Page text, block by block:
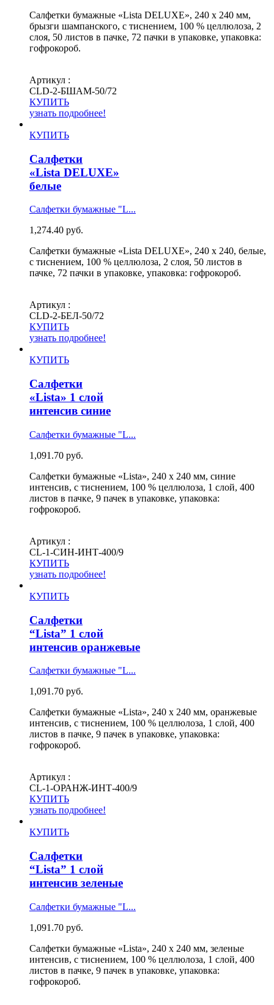
Салфетки бумажные «Lista DELUXE», 240 х 240 мм,
брызги шампанского, с тиснением, 100 % целлюлоза, 2
слоя, 50 листов в пачке, 72 пачки в упаковке, упаковка:
гофрокороб.
Артикул :
СLD-2-БШАМ-50/72
КУПИТЬ
узнать подробнее!
КУПИТЬ
Салфетки
«Lista DELUXE»
белые
Салфетки бумажные "L...
1,274.40 руб.
Салфетки бумажные «Lista DELUXE», 240 х 240, белые,
с тиснением, 100 % целлюлоза, 2 слоя, 50 листов в
пачке, 72 пачки в упаковке, упаковка: гофрокороб.
Артикул :
СLD-2-БЕЛ-50/72
КУПИТЬ
узнать подробнее!
КУПИТЬ
Салфетки
«Lista» 1 слой
интенсив синие
Салфетки бумажные "L...
1,091.70 руб.
Салфетки бумажные «Lista», 240 х 240 мм, синие
интенсив, с тиснением, 100 % целлюлоза, 1 слой, 400
листов в пачке, 9 пачек в упаковке, упаковка:
гофрокороб.
Артикул :
СL-1-СИН-ИНТ-400/9
КУПИТЬ
узнать подробнее!
КУПИТЬ
Салфетки
“Lista” 1 слой
интенсив оранжевые
Салфетки бумажные "L...
1,091.70 руб.
Салфетки бумажные «Lista», 240 х 240 мм, оранжевые
интенсив, с тиснением, 100 % целлюлоза, 1 слой, 400
листов в пачке, 9 пачек в упаковке, упаковка:
гофрокороб.
Артикул :
СL-1-ОРАНЖ-ИНТ-400/9
КУПИТЬ
узнать подробнее!
КУПИТЬ
Салфетки
“Lista” 1 слой
интенсив зеленые
Салфетки бумажные "L...
1,091.70 руб.
Салфетки бумажные «Lista», 240 х 240 мм, зеленые
интенсив, с тиснением, 100 % целлюлоза, 1 слой, 400
листов в пачке, 9 пачек в упаковке, упаковка:
гофрокороб.